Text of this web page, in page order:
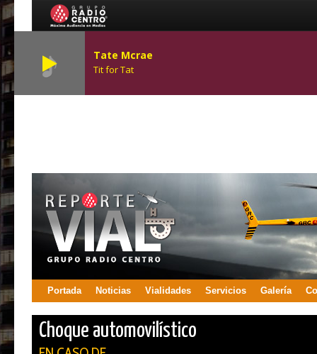
Tate Mcrae
Tit for Tat
Portada Noticias Vialidades Servicios Galería
Choque automovilístico